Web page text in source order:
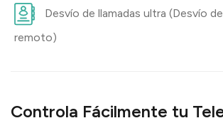
Desvío de llamadas ultra (Desvío
remoto)
Controla Fácilmente tu